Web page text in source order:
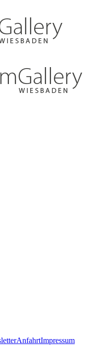
AnfahrtImpressum